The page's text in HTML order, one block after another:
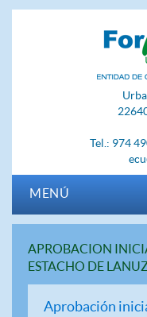
Tel.: 974
MENÚ
APROBACION
ESTACHO DE
Aprobación